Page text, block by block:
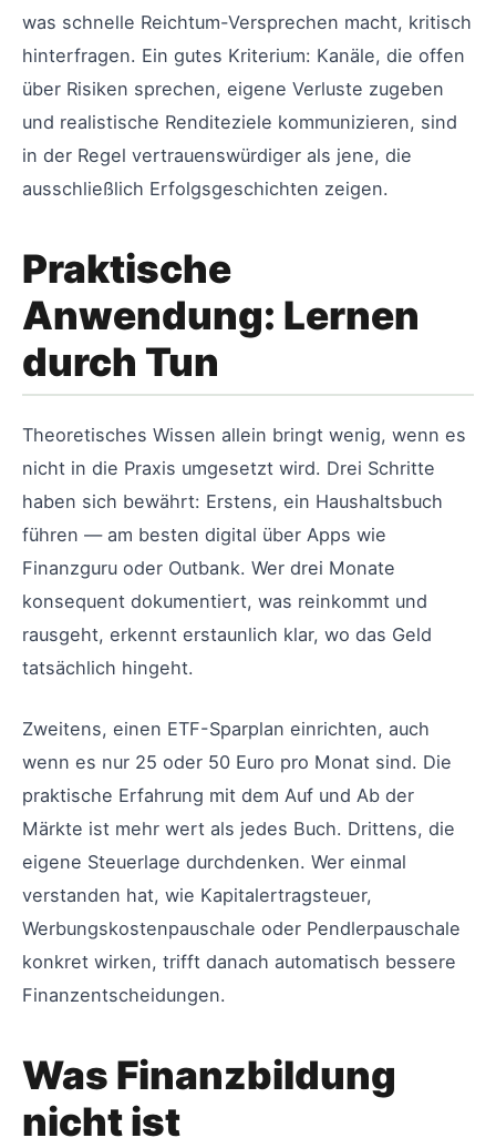
was schnelle Reichtum-Versprechen macht, kritisch
hinterfragen. Ein gutes Kriterium: Kanäle, die offen
über Risiken sprechen, eigene Verluste zugeben
und realistische Renditeziele kommunizieren, sind
in der Regel vertrauenswürdiger als jene, die
ausschließlich Erfolgsgeschichten zeigen.
Praktische
Anwendung: Lernen
durch Tun
Theoretisches Wissen allein bringt wenig, wenn es
nicht in die Praxis umgesetzt wird. Drei Schritte
haben sich bewährt: Erstens, ein Haushaltsbuch
führen — am besten digital über Apps wie
Finanzguru oder Outbank. Wer drei Monate
konsequent dokumentiert, was reinkommt und
rausgeht, erkennt erstaunlich klar, wo das Geld
tatsächlich hingeht.
Zweitens, einen ETF-Sparplan einrichten, auch
wenn es nur 25 oder 50 Euro pro Monat sind. Die
praktische Erfahrung mit dem Auf und Ab der
Märkte ist mehr wert als jedes Buch. Drittens, die
eigene Steuerlage durchdenken. Wer einmal
verstanden hat, wie Kapitalertragsteuer,
Werbungskostenpauschale oder Pendlerpauschale
konkret wirken, trifft danach automatisch bessere
Finanzentscheidungen.
Was Finanzbildung
nicht ist